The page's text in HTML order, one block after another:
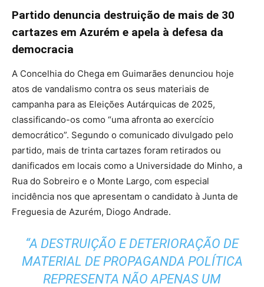
Partido denuncia destruição de mais de 30
cartazes em Azurém e apela à defesa da
democracia
A Concelhia do Chega em Guimarães denunciou hoje
atos de vandalismo contra os seus materiais de
campanha para as Eleições Autárquicas de 2025,
classificando-os como “uma afronta ao exercício
democrático”. Segundo o comunicado divulgado pelo
partido, mais de trinta cartazes foram retirados ou
danificados em locais como a Universidade do Minho, a
Rua do Sobreiro e o Monte Largo, com especial
incidência nos que apresentam o candidato à Junta de
Freguesia de Azurém, Diogo Andrade.
“A DESTRUIÇÃO E DETERIORAÇÃO DE
MATERIAL DE PROPAGANDA POLÍTICA
REPRESENTA NÃO APENAS UM